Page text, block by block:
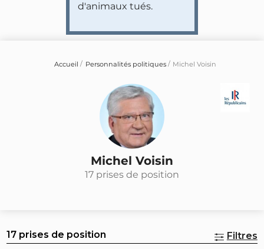
d'animaux tués.
Accueil Personnalités politiques Michel Voisin
Michel Voisin
17 prises de position
17 prises de position Filtres